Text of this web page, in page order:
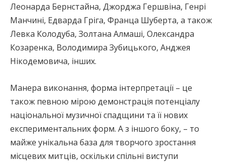
Леонарда Бернстайна, Джорджа Гершвіна, Генрі
Манчині, Едварда Гріга, Франца Шуберта, а також
Левка Колодуба, Золтана Алмаші, Олександра
Козаренка, Володимира Зубицького, Анджея
Нікодемовича, інших.
Манера виконання, форма інтерпретації – це
також певною мірою демонстрація потенціалу
національної музичної спадщини та її нових
експериментальних форм. А з іншого боку, – то
майже унікальна база для творчого зростання
місцевих митців, оскільки спільні виступи